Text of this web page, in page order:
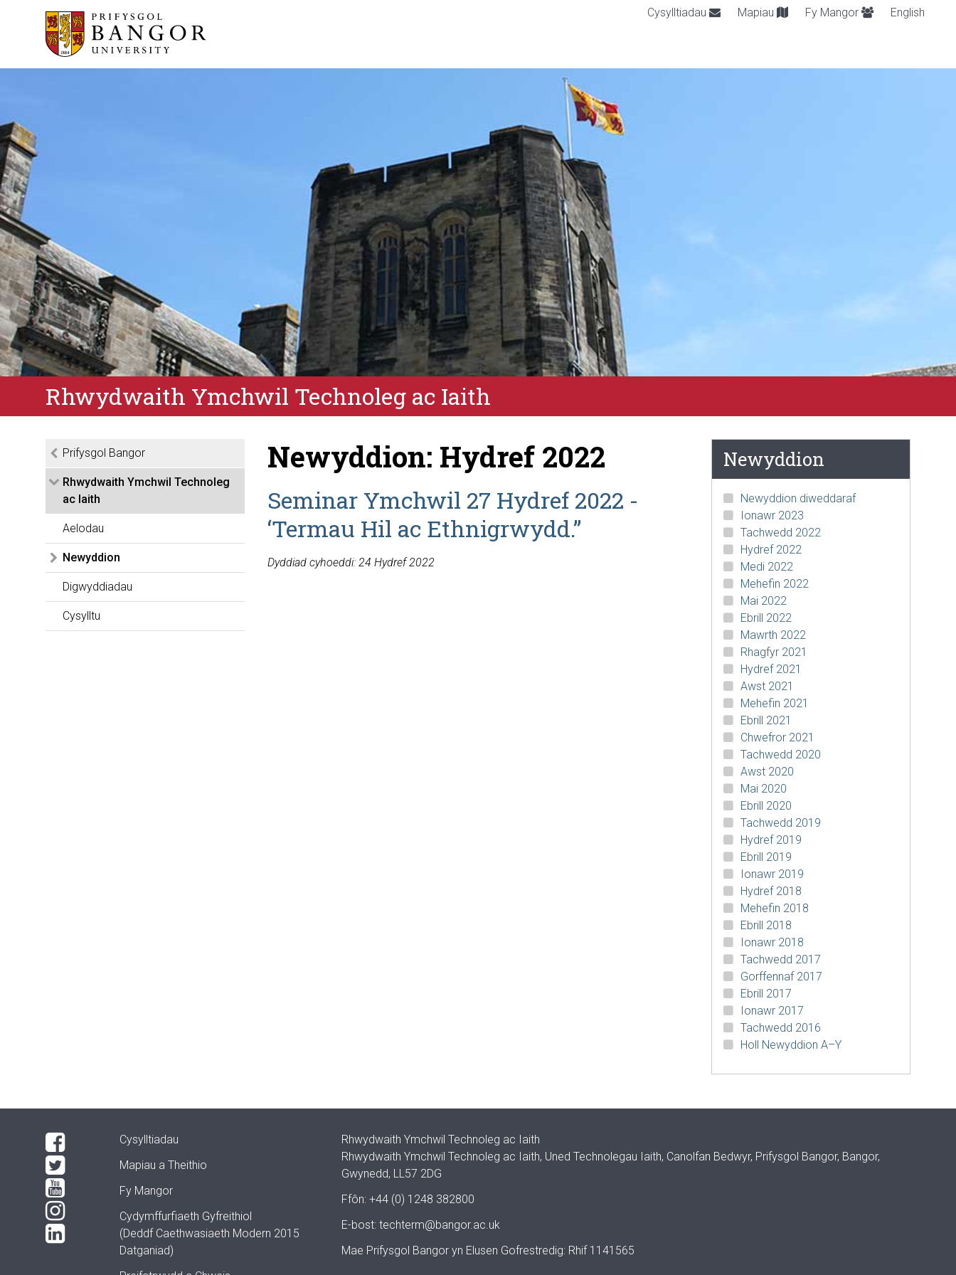
Cysylltiadau Mapiau Fy Mangor English
Rhwydwaith Ymchwil Technoleg ac Iaith
Prifysgol Bangor
Rhwydwaith Ymchwil Technoleg
ac Iaith
Aelodau
Newyddion
Digwyddiadau
Cysylltu
Newyddion
Newyddion diweddaraf
Ionawr 2023
Tachwedd 2022
Hydref 2022
Medi 2022
Mehefin 2022
Mai 2022
Ebrill 2022
Mawrth 2022
Rhagfyr 2021
Hydref 2021
Awst 2021
Mehefin 2021
Ebrill 2021
Chwefror 2021
Tachwedd 2020
Awst 2020
Mai 2020
Ebrill 2020
Tachwedd 2019
Hydref 2019
Ebrill 2019
Ionawr 2019
Hydref 2018
Mehefin 2018
Ebrill 2018
Ionawr 2018
Tachwedd 2017
Gorffennaf 2017
Ebrill 2017
Ionawr 2017
Tachwedd 2016
Holl Newyddion A–Y
Newyddion: Hydref 2022
Seminar Ymchwil 27 Hydref 2022 -
‘Termau Hil ac Ethnigrwydd.”
Dyddiad cyhoeddi: 24 Hydref 2022
Cysylltiadau
Mapiau a Theithio
Fy Mangor
Cydymffurfiaeth Gyfreithiol
(Deddf Caethwasiaeth Modern 2015
Datganiad)
Rhwydwaith Ymchwil Technoleg ac Iaith
Rhwydwaith Ymchwil Technoleg ac Iaith, Uned Technolegau Iaith, Canolfan Bedwyr, Prifysgol Bangor, Bangor,
Gwynedd, LL57 2DG
Ffôn: +44 (0) 1248 382800
E-bost: techterm@bangor.ac.uk
Mae Prifysgol Bangor yn Elusen Gofrestredig: Rhif 1141565